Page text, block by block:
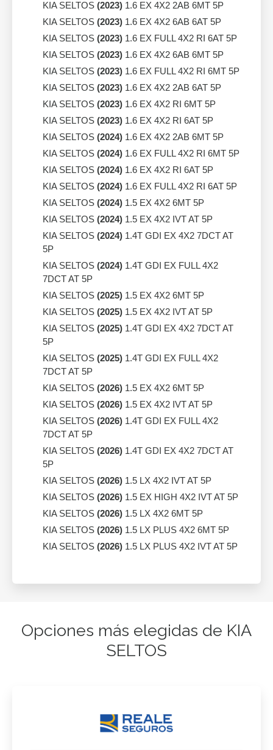
KIA SELTOS (2023) 1.6 EX 4X2 2AB 6MT 5P
KIA SELTOS (2023) 1.6 EX 4X2 6AB 6AT 5P
KIA SELTOS (2023) 1.6 EX FULL 4X2 RI 6AT 5P
KIA SELTOS (2023) 1.6 EX 4X2 6AB 6MT 5P
KIA SELTOS (2023) 1.6 EX FULL 4X2 RI 6MT 5P
KIA SELTOS (2023) 1.6 EX 4X2 2AB 6AT 5P
KIA SELTOS (2023) 1.6 EX 4X2 RI 6MT 5P
KIA SELTOS (2023) 1.6 EX 4X2 RI 6AT 5P
KIA SELTOS (2024) 1.6 EX 4X2 2AB 6MT 5P
KIA SELTOS (2024) 1.6 EX FULL 4X2 RI 6MT 5P
KIA SELTOS (2024) 1.6 EX 4X2 RI 6AT 5P
KIA SELTOS (2024) 1.6 EX FULL 4X2 RI 6AT 5P
KIA SELTOS (2024) 1.5 EX 4X2 6MT 5P
KIA SELTOS (2024) 1.5 EX 4X2 IVT AT 5P
KIA SELTOS (2024) 1.4T GDI EX 4X2 7DCT AT
5P
KIA SELTOS (2024) 1.4T GDI EX FULL 4X2
7DCT AT 5P
KIA SELTOS (2025) 1.5 EX 4X2 6MT 5P
KIA SELTOS (2025) 1.5 EX 4X2 IVT AT 5P
KIA SELTOS (2025) 1.4T GDI EX 4X2 7DCT AT
5P
KIA SELTOS (2025) 1.4T GDI EX FULL 4X2
7DCT AT 5P
KIA SELTOS (2026) 1.5 EX 4X2 6MT 5P
KIA SELTOS (2026) 1.5 EX 4X2 IVT AT 5P
KIA SELTOS (2026) 1.4T GDI EX FULL 4X2
7DCT AT 5P
KIA SELTOS (2026) 1.4T GDI EX 4X2 7DCT AT
5P
KIA SELTOS (2026) 1.5 LX 4X2 IVT AT 5P
KIA SELTOS (2026) 1.5 EX HIGH 4X2 IVT AT 5P
KIA SELTOS (2026) 1.5 LX 4X2 6MT 5P
KIA SELTOS (2026) 1.5 LX PLUS 4X2 6MT 5P
KIA SELTOS (2026) 1.5 LX PLUS 4X2 IVT AT 5P
Opciones más elegidas de KIA
SELTOS